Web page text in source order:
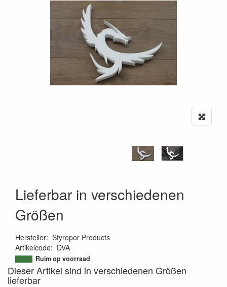
Lieferbar in verschiedenen
Größen
Hersteller: Styropor Products
Artikelcode: DVA
9504226545167
Ruim op voorraad
Dieser Artikel sind in verschiedenen Größen
lieferbar